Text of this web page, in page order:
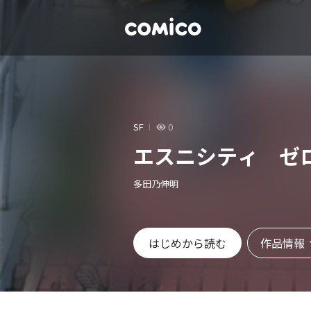
SF 0
エスニシティ ゼ
多田乃伸明
はじめから読む 作品情報